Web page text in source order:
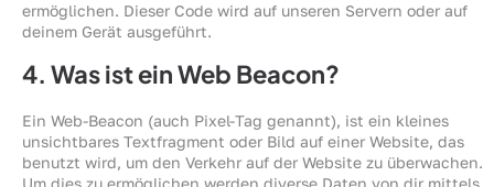
ermöglichen. Dieser Code wird auf unseren Servern oder auf
deinem Gerät ausgeführt.
4. Was ist ein Web Beacon?
Ein Web-Beacon (auch Pixel-Tag genannt), ist ein kleines
unsichtbares Textfragment oder Bild auf einer Website, das
benutzt wird, um den Verkehr auf der Website zu überwachen.
Um dies zu ermöglichen werden diverse Daten von dir mittels